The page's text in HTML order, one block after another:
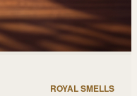
ROYAL SMELLS